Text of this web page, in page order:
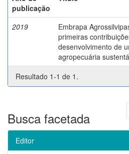
publicação
2019
Embrapa
primeiras
desenvolvimento de
agropecuária
Resultado 1-1 de 1.
Busca facetada
Editor